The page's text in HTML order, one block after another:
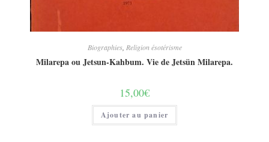
Biographies, Religion ésotérisme
Milarepa ou Jetsun-Kahbum. Vie de Jetsün Milarepa.
15,00€
Ajouter au panier